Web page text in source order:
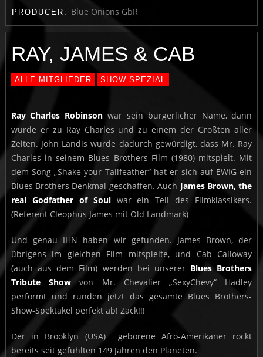
PRODUCER: Blue Onions GbR
RAY, JAMES & CAB
ALLE MITGLIEDER SHOW-SPEZIAL
Ray Charles Robinson war sein bürgerlicher Name, dann
wurde er zu Ray Charles und zu einem der Größten aller
Zeiten. John Landis wurde dadurch gewürdigt, dass Mr. Ray
Charles in seinem Blues Brothers Film (1980) mitspielt. Mit
dem Song „Shake your Tailfeather“ hat er sich auf EWIG ein
Blues Brothers Denkmal geschaffen. Auch James Brown, the
real Godfather of Soulwar ein Teil des Filmklassikers.
(Referent Cleophus James mit Old Landmark)
Und genau IHN haben wir gefunden. James Brown, der
übrigens im gleichen Film mitspielte, und Cab Calloway
(auch aus dem Film) werden bei unserer Blues Brothers
Tribute Show
von Mr. Chevalier „SexyChevy“ Hadley
performt und runden jetzt das gesamte Blues Brothers-
Show-Spektakel perfekt ab! Zack!!!
Der in Brooklyn (USA) geborene Afro-Amerikaner rockt
bereits seit gefühlten 149 Jahren den Planeten.